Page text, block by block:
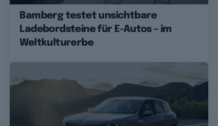
Bamberg testet unsichtbare
Ladebordsteine für E-Autos – im
Weltkulturerbe